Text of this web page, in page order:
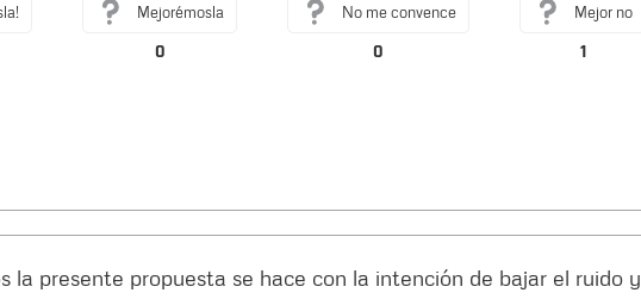
Mejorémosla
0
No me convence
0
Mejor no
1
la presente propuesta se hace con la intención de bajar el ruido